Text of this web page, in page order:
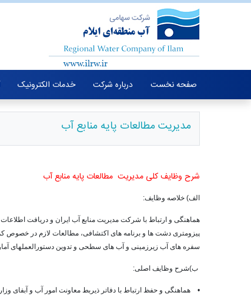
صفحه نخست درباره شرکت خدمات الکترونیک
مدیریت مطالعات پایه منابع آب
شرح وظایف کلی مدیریت مطالعات پایه منابع آب
الف) خلاصه وظایف:
هماهنگی و ارتباط با شرکت مدیریت منابع آب ایران و دریافت
پیزومتری دشت ها و برنامه های اکتشافی، مطالعات لازم در خصوص
سفره های آب زیرزمینی و آب های سطحی و تدوین دستورالعملهای
ب‌)شرح وظایف اصلی:
• هماهنگی و حفظ ارتباط با دفاتر ذیربط معاونت امور آب و آبفای